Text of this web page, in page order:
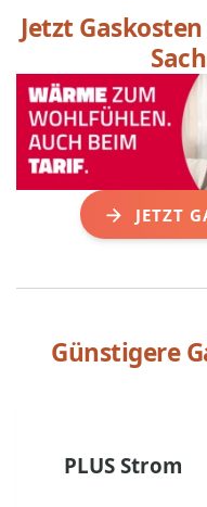
Jetzt
JETZT
Günstigere
PLUS Strom